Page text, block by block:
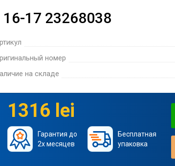
17 23268038
номер
на складе
1316 lei
Гарантия до
2х месяцев
Бесплатная
упаковка